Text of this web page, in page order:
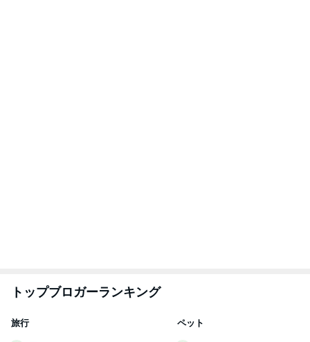
トップブロガーランキング
旅行 ペット